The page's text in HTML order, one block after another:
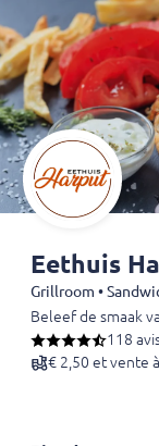
Eethuis
Beleef de smaak
118
€ 2,50 et vente